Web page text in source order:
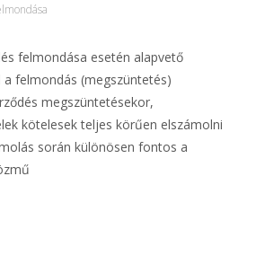
felmondása esetén alapvető
felmondás (megszüntetés)
megszüntetésekor,
kötelesek teljes körűen elszámolni
során különösen fontos a